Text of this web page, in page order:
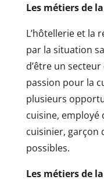
Les métiers de
L’hôtellerie et la
par la situation
d’être un
passion pour la
plusieurs
cuisine, employé
cuisinier, garçon
possibles.
Les métiers de